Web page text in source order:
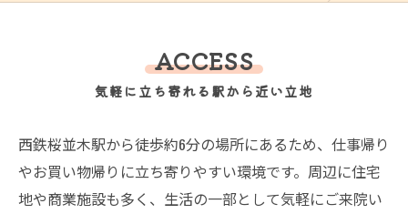
気軽に立ち寄れる駅から近い立地
ACCESS
西鉄桜並木駅から徒歩約6分の場所にあるため、仕事帰り
やお買い物帰りに立ち寄りやすい環境です。周辺に住宅
地や商業施設も多く、生活の一部として気軽にご来院い